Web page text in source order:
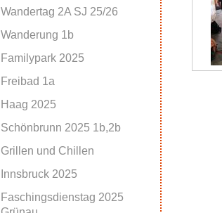
Wandertag 2A SJ 25/26
Wanderung 1b
Familypark 2025
Freibad 1a
Haag 2025
Schönbrunn 2025 1b,2b
Grillen und Chillen
Innsbruck 2025
Faschingsdienstag 2025